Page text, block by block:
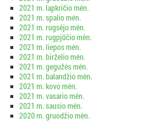
2021 m. lapkričio mėn.
2021 m. spalio mėn.
2021 m. rugsėjo mėn.
2021 m. rugpjūčio mėn.
2021 m. liepos mėn.
2021 m. birželio mėn.
2021 m. gegužės mėn.
2021 m. balandžio mėn.
2021 m. kovo mėn.
2021 m. vasario mėn.
2021 m. sausio mėn.
2020 m. gruodžio mėn.